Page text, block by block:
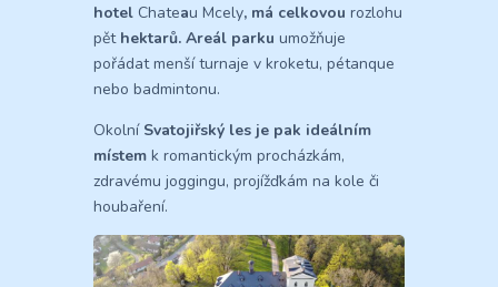
hotel Chateau Mcely, má celkovou rozlohu
pěthektarů. Areál parku umožňuje
pořádat menší turnaje v kroketu, pétanque
nebo badmintonu.
Okolní Svatojiřský les je pak ideálním
místem k romantickým procházkám,
zdravému joggingu, projížďkám na kole či
houbaření.